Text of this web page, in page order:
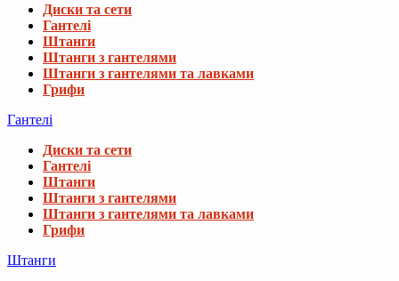
Диски та сети
Гантелі
Штанги
Штанги з гантелями
Штанги з гантелями та лавками
Грифи
Гантелі
Диски та сети
Гантелі
Штанги
Штанги з гантелями
Штанги з гантелями та лавками
Грифи
Штанги